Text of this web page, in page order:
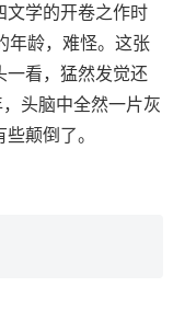
学的开卷之作时
年龄，难怪。这张
一看，猛然发觉还
头脑中全然一片灰
颠倒了。